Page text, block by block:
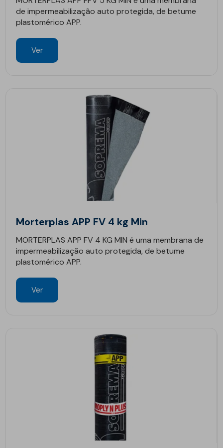
de impermeabilização auto protegida, de betume
plastomérico APP.
Ver
Morterplas APP FV 4 kg Min
MORTERPLAS APP FV 4 KG MIN é uma membrana de
impermeabilização auto protegida, de betume
plastomérico APP.
Ver